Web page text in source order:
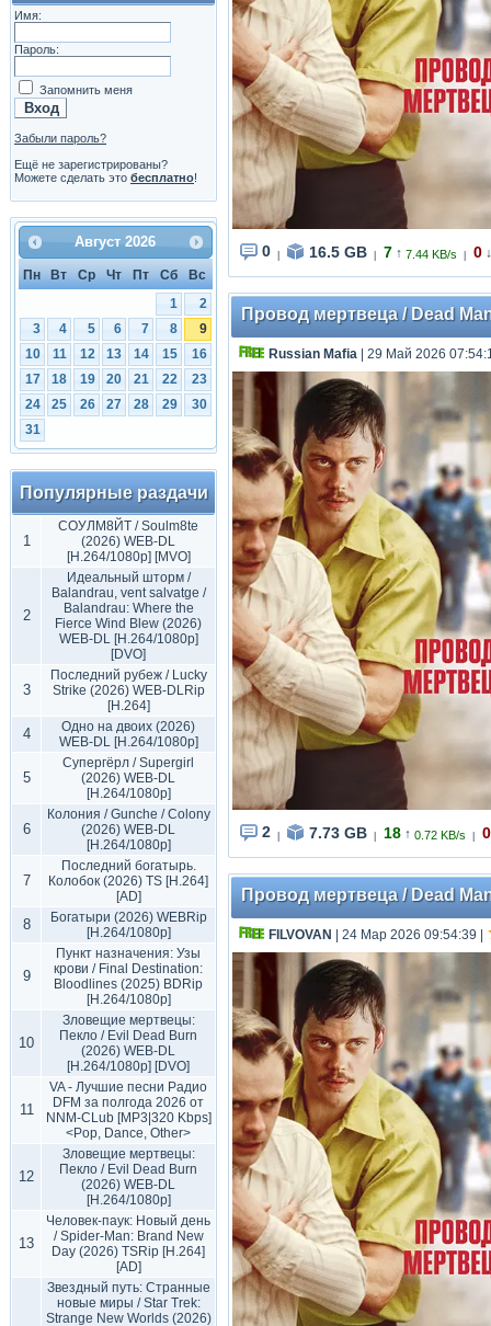
Имя:
Пароль:
Запомнить меня
Забыли пароль?
Ещё не зарегистрированы?
Можете сделать это бесплатно!
Август 2026
Пн Вт Ср Чт Пт Сб
Вс
1
2
3
4 5 6 7 8
9
10
11 12 13 14 15
16
17
18 19 20 21 22
23
24
25 26 27 28 29
30
31
Популярные раздачи
1
СОУЛМ8ЙТ / Soulm8te
(2026) WEB-DL
[H.264/1080p] [MVO]
2
Идеальный шторм /
Balandrau, vent salvatge /
Balandrau: Where the
Fierce Wind Blew (2026)
WEB-DL [H.264/1080p]
[DVO]
3
Последний рубеж / Lucky
Strike (2026) WEB-DLRip
[H.264]
4
Одно на двоих (2026)
WEB-DL [H.264/1080p]
5
Супергёрл / Supergirl
(2026) WEB-DL
[H.264/1080p]
6
Колония / Gunche / Colony
(2026) WEB-DL
[H.264/1080p]
7
Последний богатырь.
Колобок (2026) TS [H.264]
[AD]
8
Богатыри (2026) WEBRip
[H.264/1080p]
9
Пункт назначения: Узы
крови / Final Destination:
Bloodlines (2025) BDRip
[H.264/1080p]
10
Зловещие мертвецы:
Пекло / Evil Dead Burn
(2026) WEB-DL
[H.264/1080p] [DVO]
11
VA - Лучшие песни Радио
DFM за полгода 2026 от
NNM-CLub [MP3|320 Kbps]
<Pop, Dance, Other>
12
Зловещие мертвецы:
Пекло / Evil Dead Burn
(2026) WEB-DL
[H.264/1080p]
13
Человек-паук: Новый день
/ Spider-Man: Brand New
Day (2026) TSRip [H.264]
[AD]
Звездный путь: Странные
новые миры / Star Trek:
Strange New Worlds (2026)
0 16.5 GB 7 ↑ 7.44 KB/s 0 ↓
Провод мертвеца / Dead
Russian Mafia | 29 Май 2026
2 7.73 GB 18 ↑ 0.72 KB/s 0
Провод мертвеца / Dead
FILVOVAN | 24 Мар 2026 09:54:39